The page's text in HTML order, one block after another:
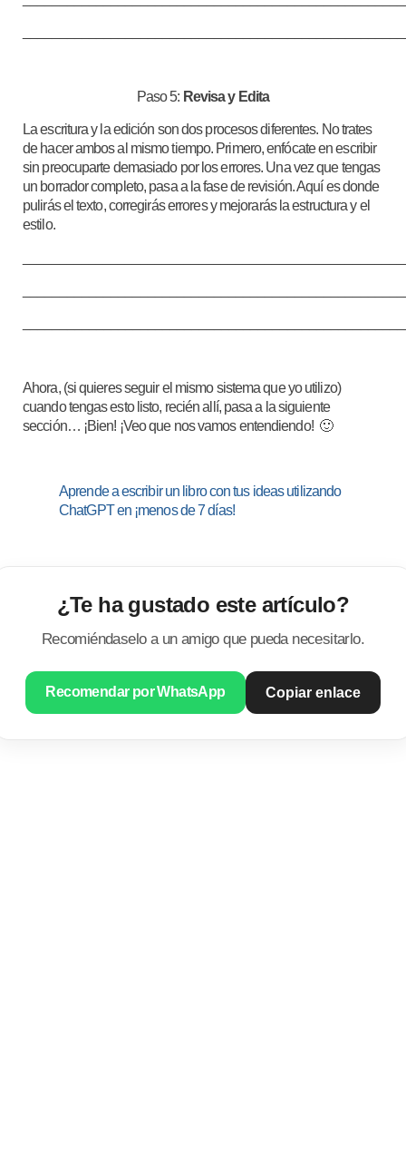
Paso 5: Revisa y Edita
La escritura y la edición son dos procesos diferentes. No trates
de hacer ambos al mismo tiempo. Primero, enfócate en escribir
sin preocuparte demasiado por los errores. Una vez que tengas
un borrador completo, pasa a la fase de revisión. Aquí es donde
pulirás el texto, corregirás errores y mejorarás la estructura y el
estilo.
Ahora, (si quieres seguir el mismo sistema que yo utilizo)
cuando tengas esto listo, recién allí, pasa a la siguiente
sección… ¡Bien! ¡Veo que nos vamos entendiendo! 🙂
Aprende a escribir un libro con tus ideas utilizando
ChatGPT en ¡menos de 7 días!
¿Te ha gustado este artículo?
Recomiéndaselo a un amigo que pueda necesitarlo.
Recomendar por WhatsApp Copiar enlace